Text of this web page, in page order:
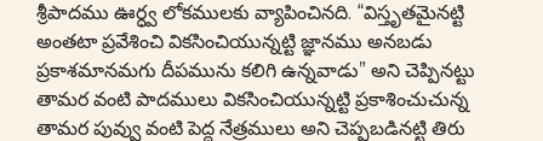
శ్రీపాదము ఊర్ధ్వ లోకములకు వ్యాపించినది. “విస్తృతమైనట్టి
అంతటా ప్రవేశించి వికసించియున్నట్టి జ్ఞానము అనబడు
ప్రకాశమానమగు దీపమును కలిగి ఉన్నవాడు” అని చెప్పినట్టు
తామర వంటి పాదములు వికసించియున్నట్టి ప్రకాశించుచున్న
తామర పువ్వు వంటి పెద్ద నేత్రములు అని చెప్పబడినట్టి తిరు